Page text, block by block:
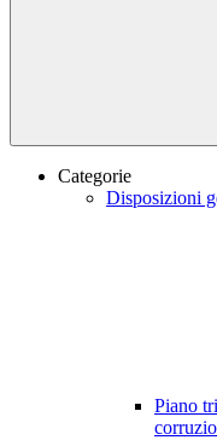
Categorie
Disposizioni
Piano